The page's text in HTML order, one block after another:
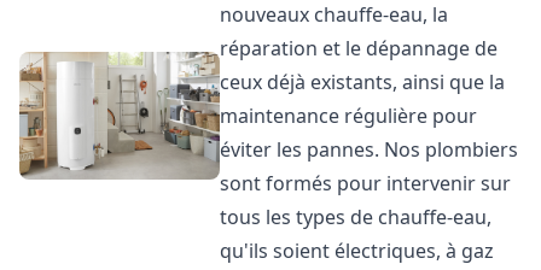
nouveaux chauffe-eau, la
réparation et le dépannage de
ceux déjà existants, ainsi que la
maintenance régulière pour
éviter les pannes. Nos plombiers
sont formés pour intervenir sur
tous les types de chauffe-eau,
qu'ils soient électriques, à gaz